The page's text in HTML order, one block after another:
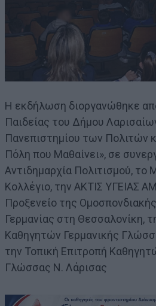
Η εκδήλωση διοργανώθηκε
Παιδείας του Δήμου
Πανεπιστημίου των Πολιτών
Πόλη που Μαθαίνει», σε
Αντιδημαρχία Πολιτισμού, το
Κολλέγιο, την ΑΚΤΙΣ ΥΓΕΙΑΣ
Προξενείο της
Γερμανίας στη Θεσσαλονίκη,
Καθηγητών Γερμανικής
την Τοπική Επιτροπή
Γλώσσας Ν. Λάρισας